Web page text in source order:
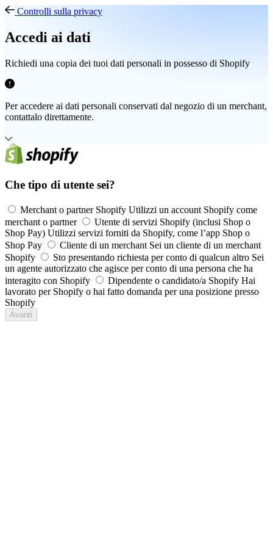
Controlli sulla privacy
Accedi ai dati
Richiedi una copia dei tuoi dati personali in possesso di Shopify
Per accedere ai dati personali conservati dal negozio di un merchant,
contattalo direttamente.
Che tipo di utente sei?
Merchant o partner Shopify Utilizzi un account Shopify come
merchant o partner
Utente di servizi Shopify (inclusi Shop o
Shop Pay) Utilizzi servizi forniti da Shopify, come l’app Shop o
Shop Pay
Cliente di un merchant Sei un cliente di un merchant
Shopify
Sto presentando richiesta per conto di qualcun altro Sei
un agente autorizzato che agisce per conto di una persona che ha
interagito con Shopify
Dipendente o candidato/a Shopify Hai
lavorato per Shopify o hai fatto domanda per una posizione presso
Shopify